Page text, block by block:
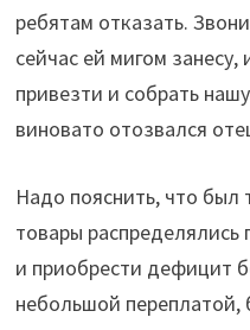
ребятам отказать.
сейчас ей мигом
привезти и собрать
виновато отозвался
Надо пояснить, что был
товары распределялись
и приобрести дефицит
небольшой